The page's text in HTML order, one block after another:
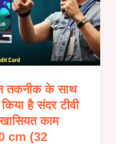
तकनीक के साथ
है संदर टीवी
काम
cm (32